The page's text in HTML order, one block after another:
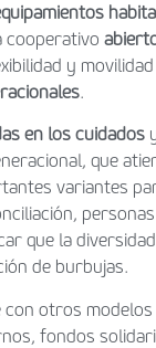
cooperativo
y
.
en los cuidados
que
variantes
que la
de burbujas.
otros
fondos